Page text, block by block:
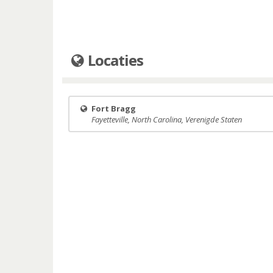
Locaties
Fort Bragg
Fayetteville, North Carolina, Verenigde Staten